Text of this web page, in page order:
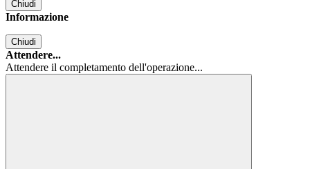
Chiudi
Informazione
Chiudi
Attendere...
Attendere il completamento dell'operazione...